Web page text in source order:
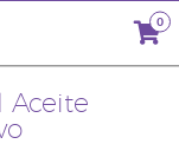
0
Aceite